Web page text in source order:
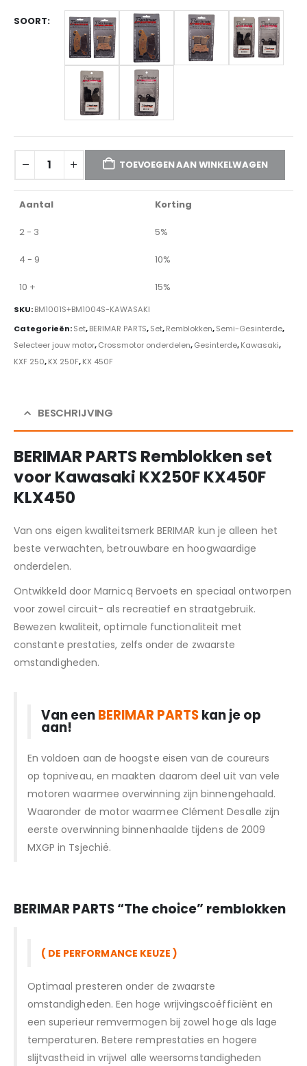
SOORT
TOEVOEGEN AAN WINKELWAGEN
Aantal Korting
2 - 3 5%
4 - 9 10%
10 + 15%
SKU:BM1001S+BM1004S-KAWASAKI
Categorieën:Set,BERIMAR PARTS,Set,Remblokken,Semi-Gesinterde,
Selecteer jouw motor,Crossmotor onderdelen,Gesinterde,Kawasaki,
KXF 250,KX 250F,KX 450F
BESCHRIJVING
BERIMAR PARTS Remblokken set
voor Kawasaki KX250F KX450F
KLX450
Van ons eigen kwaliteitsmerk BERIMAR kun je alleen het
beste verwachten, betrouwbare en hoogwaardige
onderdelen.
Ontwikkeld door Marnicq Bervoets en speciaal ontworpen
voor zowel circuit- als recreatief en straatgebruik.
Bewezen kwaliteit, optimale functionaliteit met
constante prestaties, zelfs onder de zwaarste
omstandigheden.
Van een BERIMAR PARTSkan je op
aan!
En voldoen aan de hoogste eisen van de coureurs
op topniveau, en maakten daarom deel uit van vele
motoren waarmee overwinning zijn binnengehaald.
Waaronder de motor waarmee Clément Desalle zijn
eerste overwinning binnenhaalde tijdens de 2009
MXGP in Tsjechië.
BERIMAR PARTS “The choice” remblokken
( DE PERFORMANCE KEUZE )
Optimaal presteren onder de zwaarste
omstandigheden. Een hoge wrijvingscoëfficiënt en
een superieur remvermogen bij zowel hoge als lage
temperaturen. Betere remprestaties en hogere
slijtvastheid in vrijwel alle weersomstandigheden